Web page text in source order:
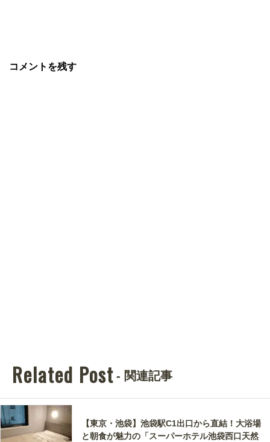
コメントを残す
Related Post - 関連記事
【東京・池袋】池袋駅C1出口から直結！大浴場
と朝食が魅力の「スーパーホテル池袋西口天然